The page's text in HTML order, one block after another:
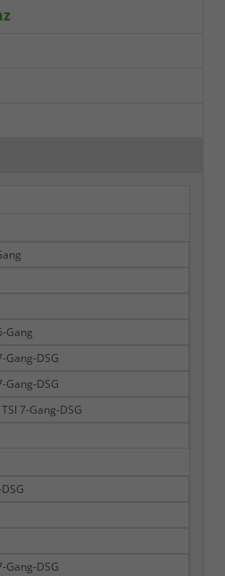
Gang
Gang-DSG
Gang-DSG
7-Gang-DSG
Gang-DSG